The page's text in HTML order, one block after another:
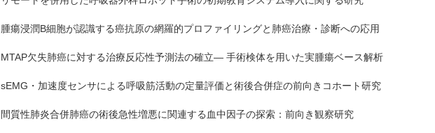
腫瘍浸潤B細胞が認識する癌抗原の網羅的プロファイリングと肺癌治療・診断への応用
MTAP欠失肺癌に対する治療反応性予測法の確立― 手術検体を用いた実腫瘍ベース解析
sEMG・加速度センサによる呼吸筋活動の定量評価と術後合併症の前向きコホート研究
間質性肺炎合併肺癌の術後急性増悪に関連する血中因子の探索：前向き観察研究